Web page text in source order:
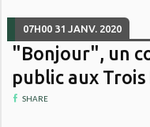
07H00 31 JANV. 2020
"Bonjour", un
public aux
SHARE